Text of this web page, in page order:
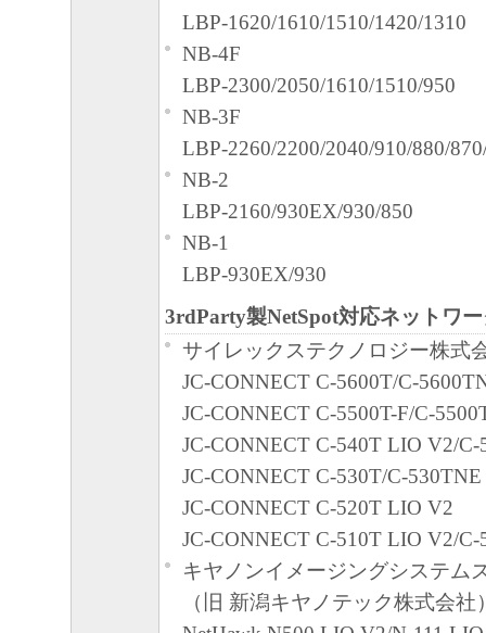
computer software" and "commercial
documentation," as such terms are used in
(Sept 1995). Consistent with 48
227.7202-1 through 227.7202-4 (June
Government End Users shall acquire the
those rights set forth herein. Manufacturer
2,Shimomaruko 3-chome, Ohta-ku, Tokyo
本条項中で使用される"the Software"と
定義される「本ソフトウェア」を意味
とします。
LBP-1620/1610/1510/1420/1310
NB-4F
LBP-2300/2050/1610/1510/950
NB-3F
LBP-2260/2200/2040/910/880/
NB-2
LBP-2160/930EX/930/850
NB-1
LBP-930EX/930
3rdParty製NetSpot対応ネットワ
サイレックステクノロジー株式
JC-CONNECT C-5600T/C-
JC-CONNECT C-5500T-F/C-
JC-CONNECT C-540T LIO V2/
JC-CONNECT C-530T/C-530TNE
JC-CONNECT C-520T LIO V2
JC-CONNECT C-510T LIO V2/
キヤノンイメージングシステム
（旧 新潟キヤノテック株式会社